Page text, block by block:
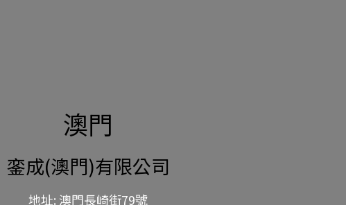
澳門
銮成(澳門)有限公司
地址: 澳門長崎街79號